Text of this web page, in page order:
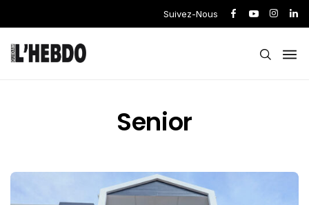
Suivez-Nous
Senior